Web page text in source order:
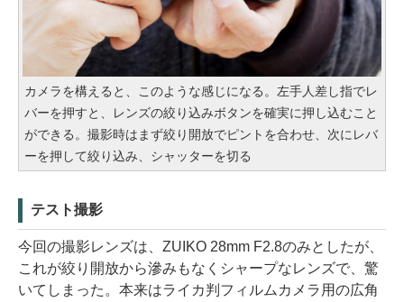
カメラを構えると、このような感じになる。左手人差し指でレ
バーを押すと、レンズの絞り込みボタンを確実に押し込むこと
ができる。撮影時はまず絞り開放でピントを合わせ、次にレバ
ーを押して絞り込み、シャッターを切る
テスト撮影
今回の撮影レンズは、ZUIKO 28mm F2.8のみとしたが、
これが絞り開放から滲みもなくシャープなレンズで、驚
いてしまった。本来はライカ判フィルムカメラ用の広角